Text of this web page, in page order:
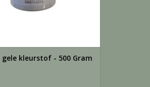
gele kleurstof - 500 Gram